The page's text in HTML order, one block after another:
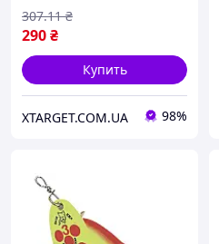
290₴
307.11 ₴
Купить
XTARGET.COM.UA 98%